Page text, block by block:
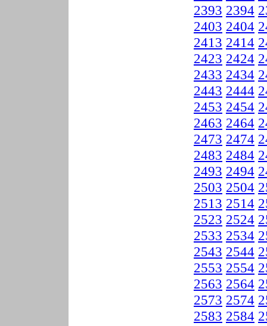
2393 2394
2403 2404
2413 2414
2423 2424
2433 2434
2443 2444
2453 2454
2463 2464
2473 2474
2483 2484
2493 2494
2503 2504
2513 2514
2523 2524
2533 2534
2543 2544
2553 2554
2563 2564
2573 2574
2583 2584